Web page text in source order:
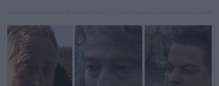
megnézheti: ITT!